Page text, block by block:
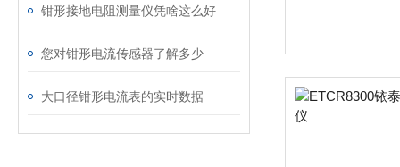
钳形接地电阻测量仪凭啥这么好
您对钳形电流传感器了解多少
大口径钳形电流表的实时数据